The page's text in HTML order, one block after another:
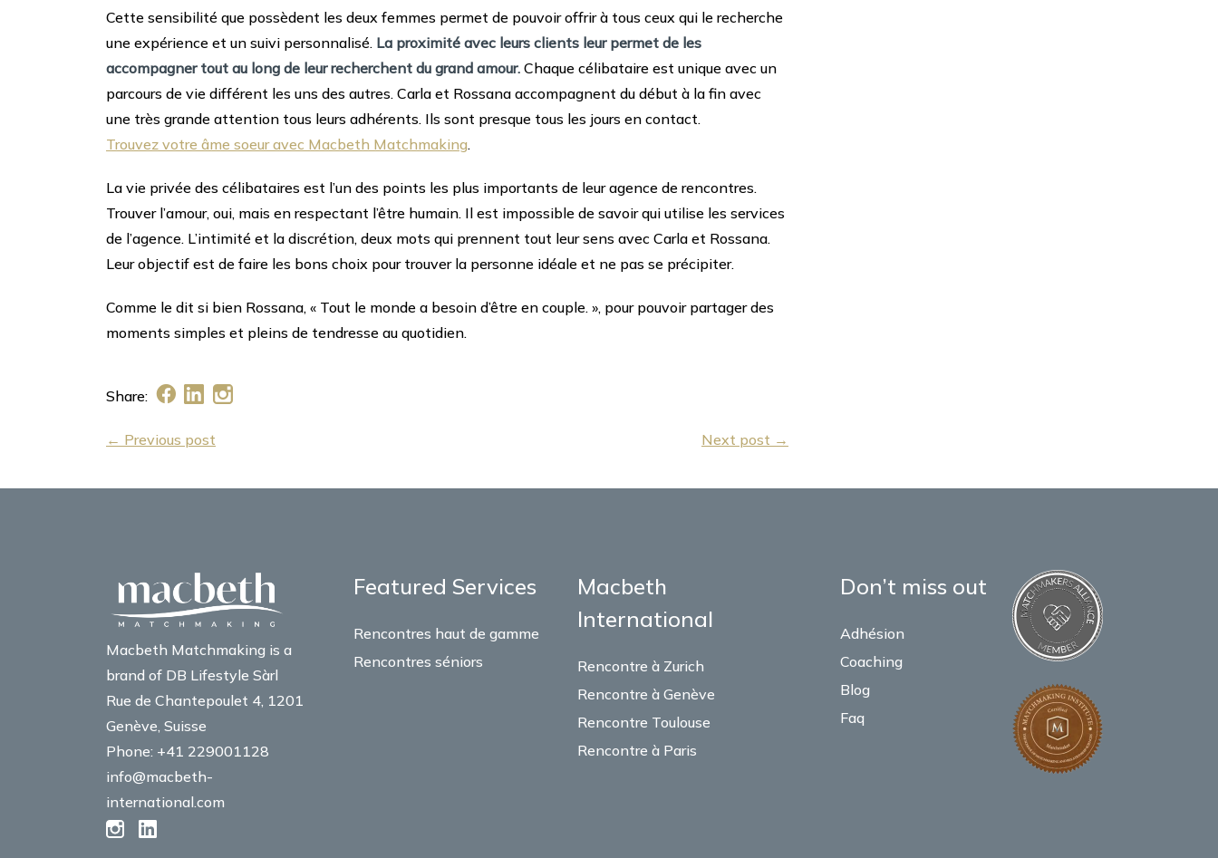
Cette sensibilité que possèdent les deux femmes permet de pouvoir offrir à tous ceux qui le recherche
une expérience et un suivi personnalisé. La proximité avec leurs clients leur permet de les
accompagner tout au long de leur recherchent du grand amour. Chaque célibataire est unique avec un
parcours de vie différent les uns des autres. Carla et Rossana accompagnent du début à la fin avec
une très grande attention tous leurs adhérents. Ils sont presque tous les jours en contact.
Trouvez votre âme soeur avec Macbeth Matchmaking.
La vie privée des célibataires est l’un des points les plus importants de leur agence de rencontres.
Trouver l’amour, oui, mais en respectant l’être humain. Il est impossible de savoir qui utilise les services
de l’agence. L’intimité et la discrétion, deux mots qui prennent tout leur sens avec Carla et Rossana.
Leur objectif est de faire les bons choix pour trouver la personne idéale et ne pas se précipiter.
Comme le dit si bien Rossana, « Tout le monde a besoin d’être en couple. », pour pouvoir partager des
moments simples et pleins de tendresse au quotidien.
Share:
← Previous post Next post →
Macbeth Matchmaking is a
brand of DB Lifestyle Sàrl
Rue de Chantepoulet 4, 1201
Genève, Suisse
Phone: +41 229001128
info@macbeth-
international.com
Featured Services
Rencontres haut de gamme
Rencontres séniors
Macbeth
International
Rencontre à Zurich
Rencontre à Genève
Rencontre Toulouse
Rencontre à Paris
Don’t miss out
Adhésion
Coaching
Blog
Faq